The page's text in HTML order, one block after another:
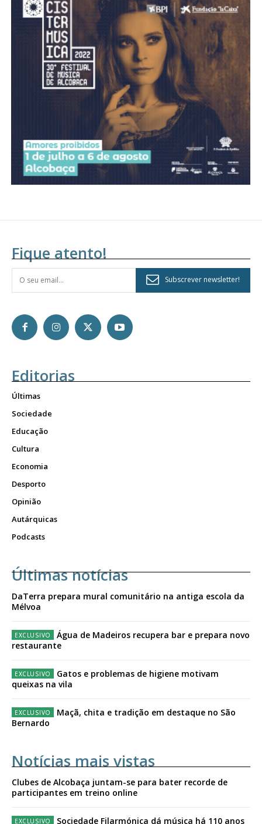
Fique atento!
Subscrever newsletter!
Editorias
Últimas
Sociedade
Educação
Cultura
Economia
Desporto
Opinião
Autárquicas
Podcasts
Últimas notícias
DaTerra prepara mural comunitário na antiga escola da
Mélvoa
Água de Madeiros recupera bar e prepara novo
restaurante
Gatos e problemas de higiene motivam
queixas na vila
Maçã, chita e tradição em destaque no São
Bernardo
Notícias mais vistas
Clubes de Alcobaça juntam-se para bater recorde de
participantes em treino online
Sociedade Filarmónica dá música há 110 anos